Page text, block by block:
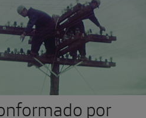
por